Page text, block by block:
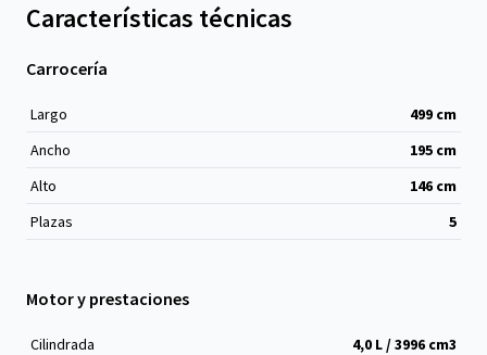
Características técnicas
Carrocería
Largo 499 cm
Ancho
195 cm
Alto
146 cm
Plazas
5
Motor y prestaciones
Cilindrada 4,0 L / 3996 cm3